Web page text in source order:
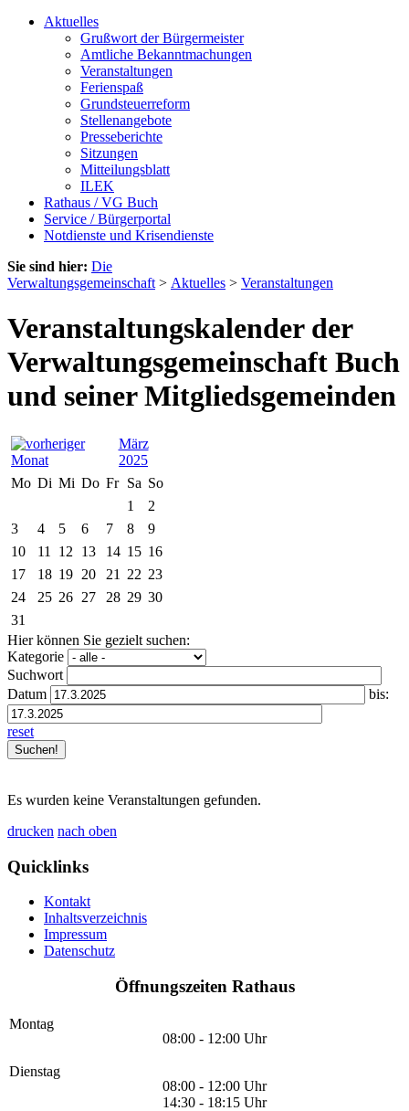
Aktuelles
Grußwort der Bürgermeister
Amtliche Bekanntmachungen
Veranstaltungen
Ferienspaß
Grundsteuerreform
Stellenangebote
Presseberichte
Sitzungen
Mitteilungsblatt
ILEK
Rathaus / VG Buch
Service / Bürgerportal
Notdienste und Krisendienste
Sie sind hier: Die
Verwaltungsgemeinschaft > Aktuelles > Veranstaltungen
Veranstaltungskalender der
Verwaltungsgemeinschaft Buch
und seiner Mitgliedsgemeinden
März
2025
Mo Di Mi Do Fr Sa So
1
2
3
4 5 6 7 8
9
10
11 12 13 14 15 16
17
18 19 20 21 22 23
24
25 26 27 28 29 30
31
Hier können Sie gezielt suchen:
Kategorie
Suchwort
Datum
bis:
reset
Es wurden keine Veranstaltungen gefunden.
drucken nach oben
Quicklinks
Kontakt
Inhaltsverzeichnis
Impressum
Datenschutz
Öffnungszeiten Rathaus
Montag
08:00 - 12:00 Uhr
Dienstag
08:00 - 12:00 Uhr
14:30 - 18:15 Uhr